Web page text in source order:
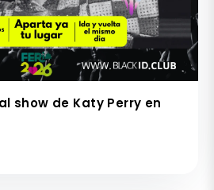
show de Katy Perry en